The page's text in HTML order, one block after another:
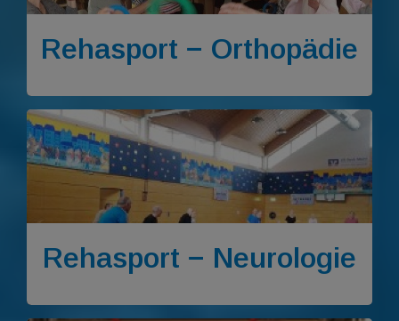
Rehasport − Orthopädie
Rehasport − Neurologie